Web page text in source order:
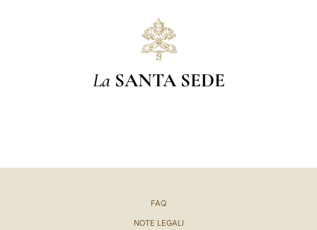
La SANTA SEDE
FAQ
NOTE LEGALI